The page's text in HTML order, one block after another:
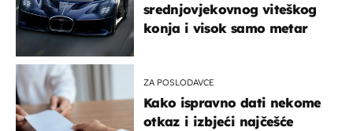
srednjovjekovnog viteškog
konja i visok samo metar
ZA POSLODAVCE
Kako ispravno dati nekome
otkaz i izbjeći najčešće